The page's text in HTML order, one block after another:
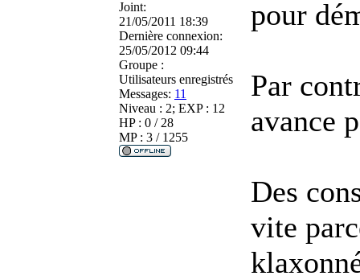
Joint:
21/05/2011 18:39
Dernière connexion:
25/05/2012 09:44
Groupe :
Utilisateurs enregistrés
Messages: 11
Niveau : 2; EXP : 12
HP : 0 / 28
MP : 3 / 1255
pour
Par
avance
Des
vite